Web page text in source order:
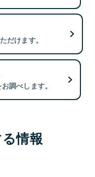
だけます。
調べします。
情報